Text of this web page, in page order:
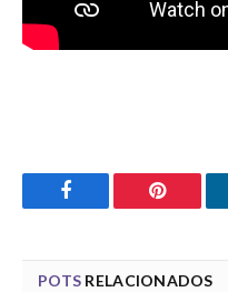
Facebook Pinterest
POTS RELACIONADOS